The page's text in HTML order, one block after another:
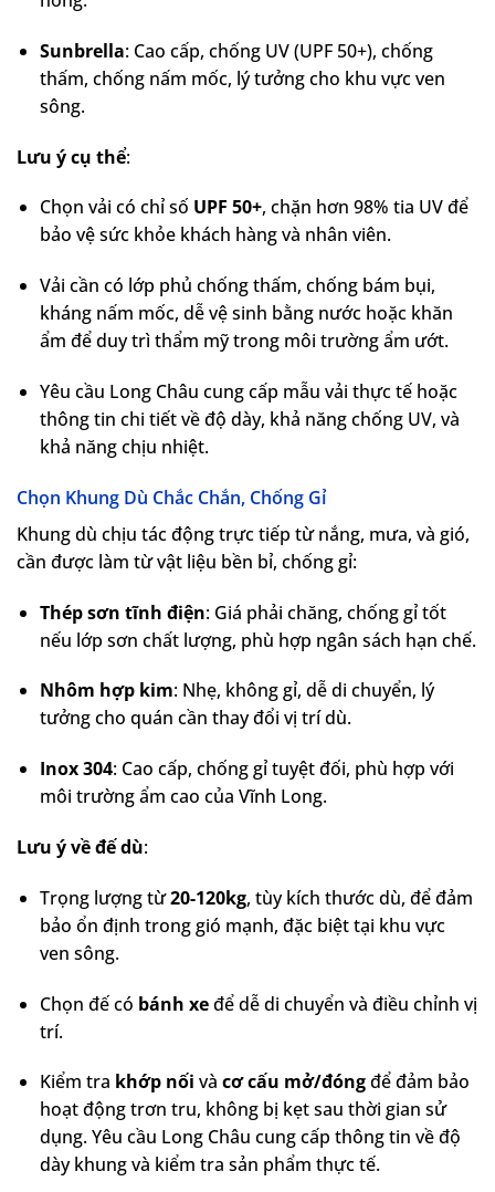
Sunbrella: Cao cấp, chống UV (UPF 50+), chống
thấm, chống nấm mốc, lý tưởng cho khu vực ven
sông.
Lưu ý cụ thể:
Chọn vải có chỉ số UPF 50+, chặn hơn 98% tia UV để
bảo vệ sức khỏe khách hàng và nhân viên.
Vải cần có lớp phủ chống thấm, chống bám bụi,
kháng nấm mốc, dễ vệ sinh bằng nước hoặc khăn
ẩm để duy trì thẩm mỹ trong môi trường ẩm ướt.
Yêu cầu Long Châu cung cấp mẫu vải thực tế hoặc
thông tin chi tiết về độ dày, khả năng chống UV, và
khả năng chịu nhiệt.
Chọn Khung Dù Chắc Chắn, Chống Gỉ
Khung dù chịu tác động trực tiếp từ nắng, mưa, và gió,
cần được làm từ vật liệu bền bỉ, chống gỉ:
Thép sơn tĩnh điện: Giá phải chăng, chống gỉ tốt
nếu lớp sơn chất lượng, phù hợp ngân sách hạn chế.
Nhôm hợp kim: Nhẹ, không gỉ, dễ di chuyển, lý
tưởng cho quán cần thay đổi vị trí dù.
Inox 304: Cao cấp, chống gỉ tuyệt đối, phù hợp với
môi trường ẩm cao của Vĩnh Long.
Lưu ý về đế dù:
Trọng lượng từ20-120kg, tùy kích thước dù, để đảm
bảo ổn định trong gió mạnh, đặc biệt tại khu vực
ven sông.
Chọn đế có bánh xeđể dễ di chuyển và điều chỉnh vị
trí.
Kiểm tra khớp nối và cơ cấu mở/đóngđể đảm bảo
hoạt động trơn tru, không bị kẹt sau thời gian sử
dụng. Yêu cầu Long Châu cung cấp thông tin về độ
dày khung và kiểm tra sản phẩm thực tế.